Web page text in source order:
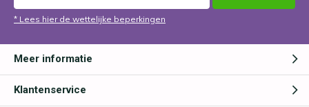
* Lees hier de wettelijke beperkingen
Meer informatie
Klantenservice